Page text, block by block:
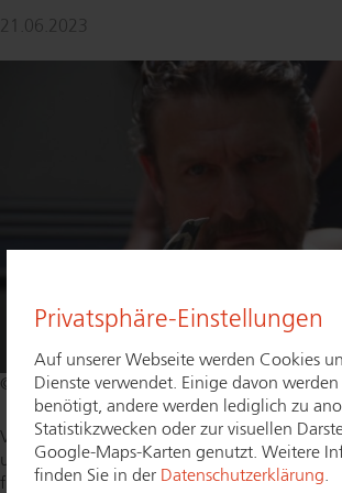
Privatsphäre-Einstellungen
Auf unserer Webseite werden Cookies
Dienste verwendet. Einige davon
benötigt, andere werden lediglich zu
Statistikzwecken oder zur visuellen
Google-Maps-Karten genutzt. Weitere
finden Sie in der Datenschutzerklärung.
21.06.2023
© ProPK
Viele Wohnungen und Häuser sind leichtes
unserer do­ku­men­ta­risch angelegten Serie
fiktiver Dieb, wie leicht es sein kann, sich